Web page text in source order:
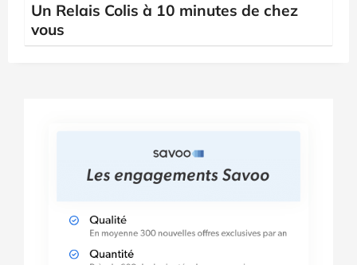
Un Relais Colis à 10 minutes de chez
vous